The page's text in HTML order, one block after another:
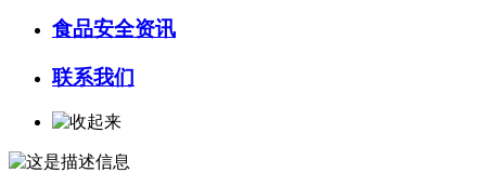
食品安全资讯
联系我们